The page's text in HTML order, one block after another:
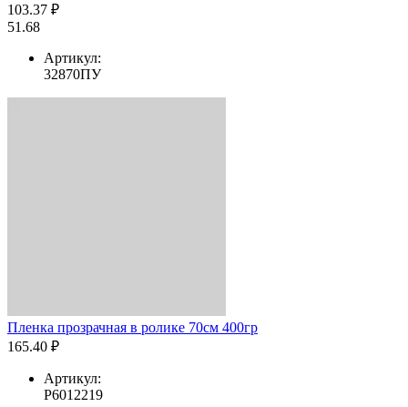
103.37 ₽
51.68
Артикул:
32870ПУ
Пленка прозрачная в ролике 70см 400гр
165.40 ₽
Артикул:
Р6012219